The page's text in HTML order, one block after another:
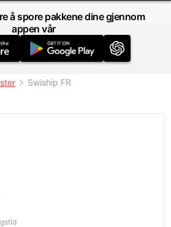
å spore pakkene dine gjennom
appen vår
Swiship FR